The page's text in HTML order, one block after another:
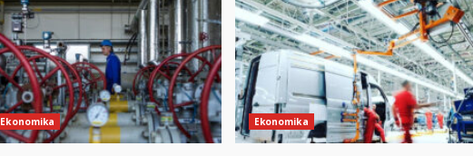
Ekonomika Ekonomika